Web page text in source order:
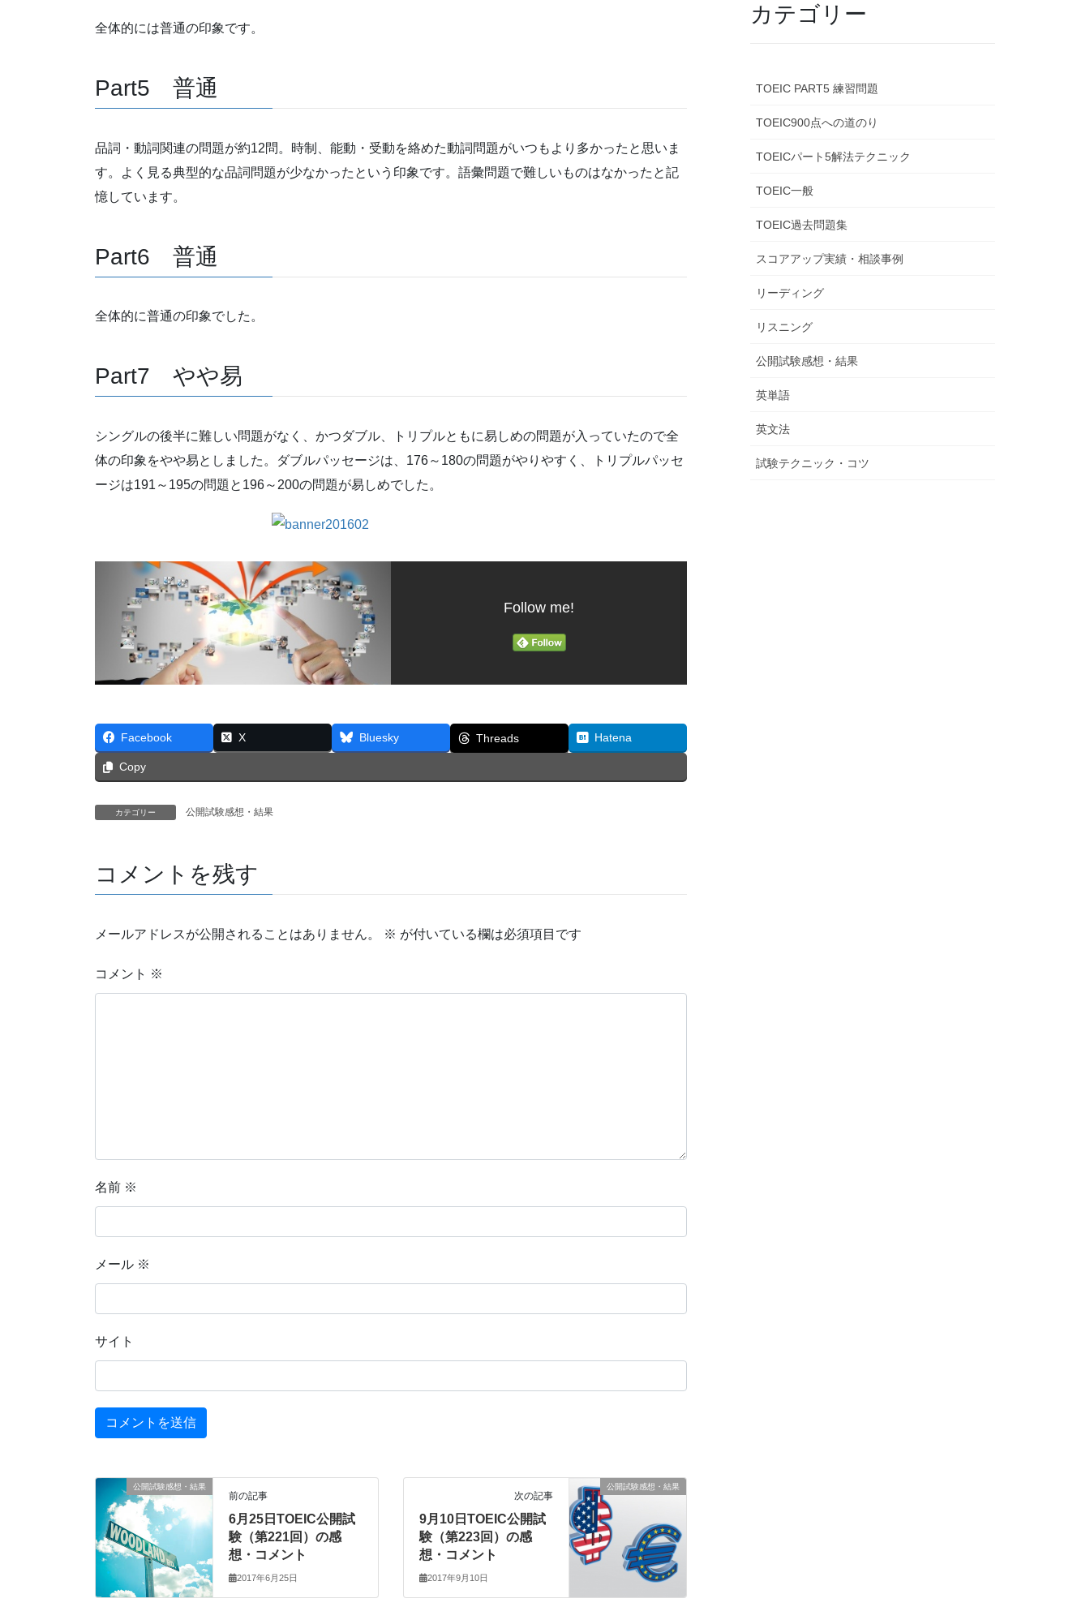
全体的には普通の印象です。
Part5 普通
品詞・動詞関連の問題が約12問。時制、能動・受動を絡めた動詞問題がいつもより多かったと思いま
す。よく見る典型的な品詞問題が少なかったという印象です。語彙問題で難しいものはなかったと記
憶しています。
Part6 普通
全体的に普通の印象でした。
Part7 やや易
シングルの後半に難しい問題がなく、かつダブル、トリプルともに易しめの問題が入っていたので全
体の印象をやや易としました。ダブルパッセージは、176～180の問題がやりやすく、トリプルパッセ
ージは191～195の問題と196～200の問題が易しめでした。
Follow me!
Facebook X Bluesky Threads Hatena
Copy
カテゴリー 公開試験感想・結果
コメントを残す
メールアドレスが公開されることはありません。 ※ が付いている欄は必須項目です
コメント ※
名前 ※
メール ※
サイト
公開試験感想・結果
前の記事
6月25日TOEIC公開試
験（第221回）の感
想・コメント
2017年6月25日
公開試験感想・結果
次の記事
9月10日TOEIC公開試
験（第223回）の感
想・コメント
2017年9月10日
カテゴリー
TOEIC PART5 練習問題
TOEIC900点への道のり
TOEICパート5解法テクニック
TOEIC一般
TOEIC過去問題集
スコアアップ実績・相談事例
リーディング
リスニング
公開試験感想・結果
英単語
英文法
試験テクニック・コツ